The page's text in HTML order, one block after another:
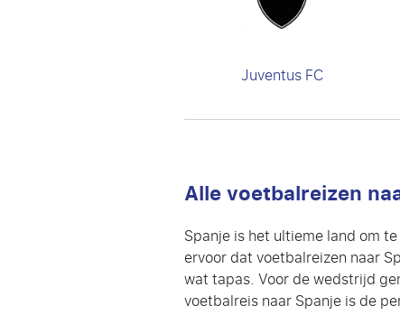
Juventus FC
Alle voetbalreizen
Spanje is het ultieme land om
ervoor dat voetbalreizen naar
wat tapas. Voor de wedstrijd
voetbalreis naar Spanje is de